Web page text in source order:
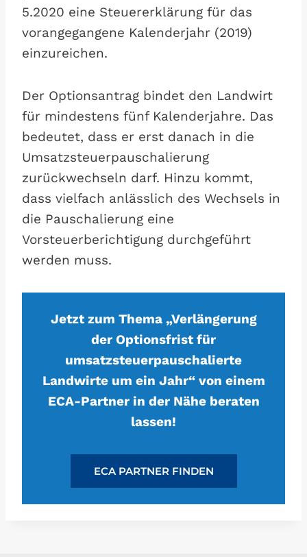
5.2020 eine Steuererklärung für das
vorangegangene Kalenderjahr (2019)
einzureichen.
Der Optionsantrag bindet den Landwirt
für mindestens fünf Kalenderjahre. Das
bedeutet, dass er erst danach in die
Umsatzsteuerpauschalierung
zurückwechseln darf. Hinzu kommt,
dass vielfach anlässlich des Wechsels in
die Pauschalierung eine
Vorsteuerberichtigung durchgeführt
werden muss.
Jetzt zum Thema „Verlängerung
der Optionsfrist für
umsatzsteuerpauschalierte
Landwirte um ein Jahr“ von einem
ECA-Partner in der Nähe beraten
lassen!
ECA PARTNER FINDEN